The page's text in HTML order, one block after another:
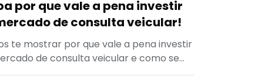
por que vale a pena investir
de consulta veicular!
te mostrar por que vale a pena investir
de consulta veicular e como se
um representante da Checktudo!